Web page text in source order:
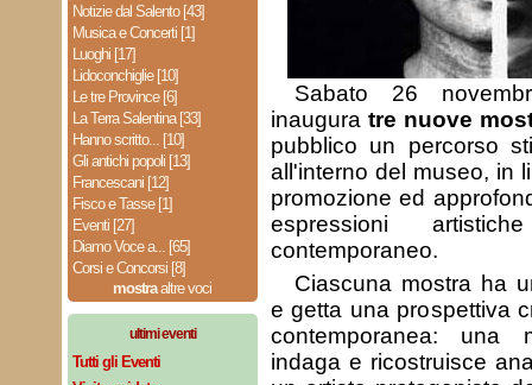
Notizie dal Salento [43]
Musica e Concerti [1]
Luoghi [17]
Lidoconchiglie [10]
Le tre Province [6]
La Terra Salentina [33]
Hanno scritto... [10]
Gli antichi popoli [13]
Francescani [12]
Fisco e Tasse [1]
Eventi [27]
Diamo Voce a... [65]
Corsi e Concorsi [8]
mostraaltre voci
ultimi eventi
Tutti gli Eventi
Sabato 26
inaugura tre nuove
pubblico un percorso
all'interno del museo, in
promozione ed
espressioni
contemporaneo.
Ciascuna mostra ha
e getta una prospettiva
contemporanea: una
indaga e ricostruisce